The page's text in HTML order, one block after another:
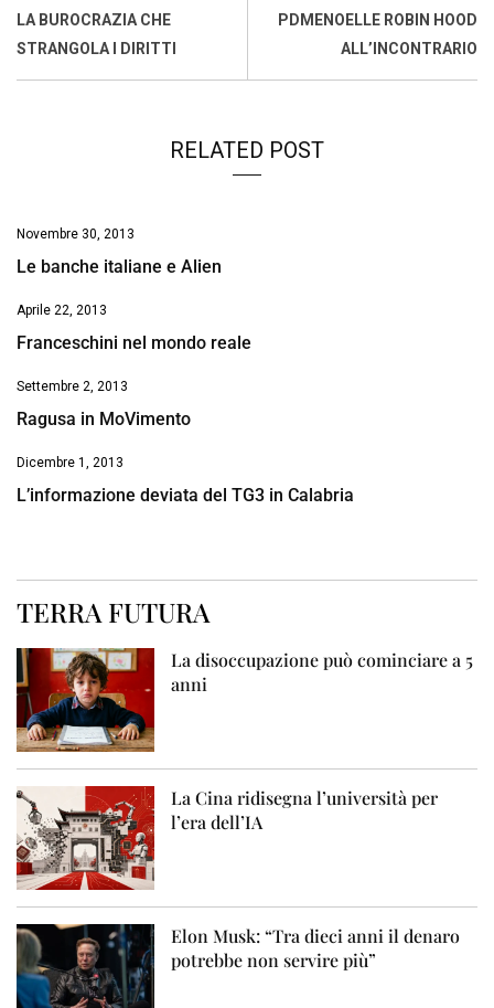
o
o
A
p
d
I
LA BUROCRAZIA CHE
STRANGOLA I DIRITTI
PDMENOELLE ROBIN HOOD
ALL’INCONTRARIO
RELATED POST
Novembre 30, 2013
Le banche italiane e Alien
Aprile 22, 2013
Franceschini nel mondo reale
Settembre 2, 2013
Ragusa in MoVimento
Dicembre 1, 2013
L’informazione deviata del TG3 in Calabria
TERRA FUTURA
La disoccupazione può cominciare a 5
anni
La Cina ridisegna l’università per
l’era dell’IA
Elon Musk: “Tra dieci anni il denaro
potrebbe non servire più”